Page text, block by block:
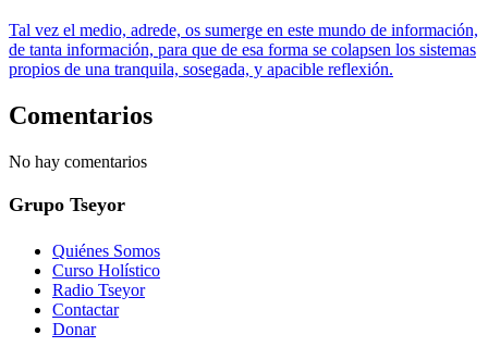
Tal vez el medio, adrede, os sumerge en este mundo de información,
de tanta información, para que de esa forma se colapsen los sistemas
propios de una tranquila, sosegada, y apacible reflexión.
Comentarios
No hay comentarios
Grupo Tseyor
Quiénes Somos
Curso Holístico
Radio Tseyor
Contactar
Donar